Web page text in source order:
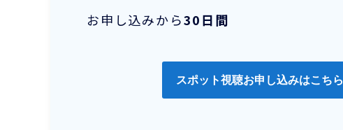
お申し込みから30日間
スポット視聴お申し込みはこちら